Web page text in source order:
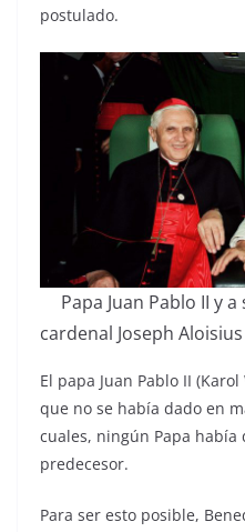
postulado.
Papa Juan Pablo II y
cardenal Joseph
El papa Juan Pablo II
que no se había dado en
cuales, ningún Papa había
predecesor.
Para ser esto posible,